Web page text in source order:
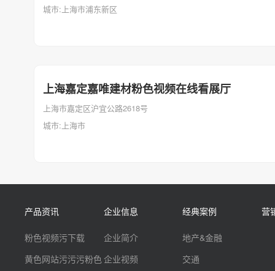
城市:上海市浦东新区
上海嘉定嘉唯建材粉色视频在线看展厅
上海市嘉定区沪宜公路2618号
城市:上海市
产品资讯
粉色视频污下载
黄色网站污污污粉色
企业信息
企业简介
企业视频
经典案例
地产&金融
交通
营